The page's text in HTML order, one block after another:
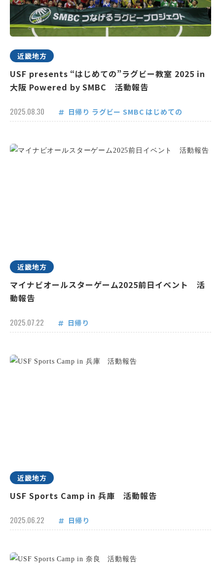
近畿地方
USF presents “はじめての”ラグビー教室 2025 in
大阪 Powered by SMBC 活動報告
2025.08.30 日帰り ラグビー SMBC はじめての
近畿地方
マイナビオールスターゲーム2025前日イベント 活
動報告
2025.07.22 日帰り
近畿地方
USF Sports Camp in 兵庫 活動報告
2025.06.22 日帰り